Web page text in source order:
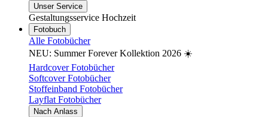
Unser Service
Gestaltungsservice Hochzeit
Fotobuch
Alle Fotobücher
NEU: Summer Forever Kollektion 2026 ☀️
Hardcover Fotobücher
Softcover Fotobücher
Stoffeinband Fotobücher
Layflat Fotobücher
Nach Anlass